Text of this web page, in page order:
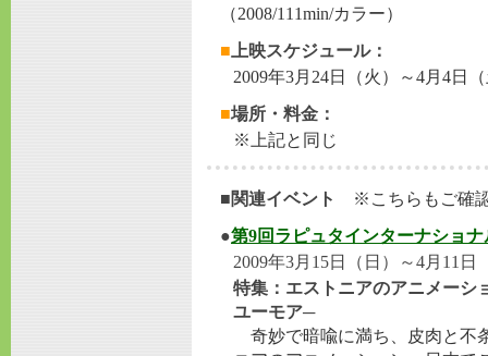
（2008/111min/カラー）
■ 上映スケジュール：
2009年3月24日（火）～4月4日
■場所・料金：
※上記と同じ
■関連イベント
※こちらもご確
●第9回ラピュタインターナショ
2009年3月15日（日）～4月11
特集：エストニアのアニメーシ
ユーモア─
奇妙で暗喩に満ち、皮肉と不